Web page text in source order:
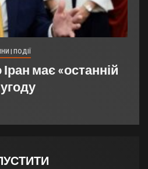
| ПОДІЇ
має «останній